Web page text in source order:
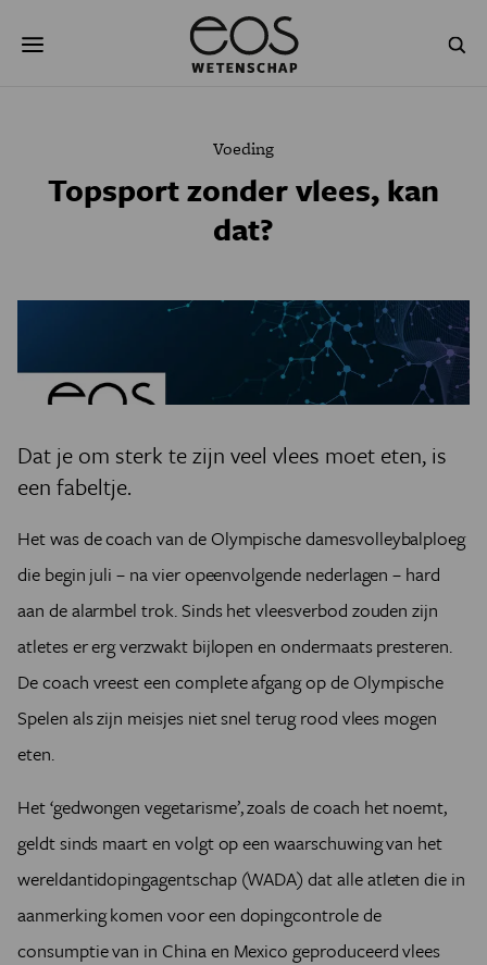
naar
AGENDA
JONGE UITDAGERS
Voeding
Topsport zonder vlees, kan
dat?
Dat je om sterk te zijn veel vlees moet eten, is
een fabeltje.
Het was de coach van de Olympische damesvolleybalploeg
die begin juli – na vier opeenvolgende nederlagen – hard
aan de alarmbel trok. Sinds het vleesverbod zouden zijn
atletes er erg verzwakt bijlopen en ondermaats presteren.
De coach vreest een complete afgang op de Olympische
Spelen als zijn meisjes niet snel terug rood vlees mogen
eten.
Het ‘gedwongen vegetarisme’, zoals de coach het noemt,
geldt sinds maart en volgt op een waarschuwing van het
wereldantidopingagentschap (WADA) dat alle atleten die in
aanmerking komen voor een dopingcontrole de
consumptie van in China en Mexico geproduceerd vlees